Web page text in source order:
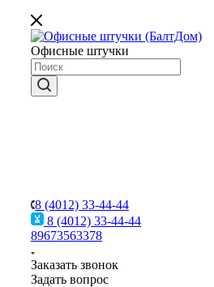
Офисные штучки
8 (4012) 33-44-44
8 (4012) 33-44-44
89673563378
Заказать звонок
Задать вопрос